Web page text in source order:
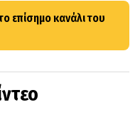
επίσημο κανάλι του